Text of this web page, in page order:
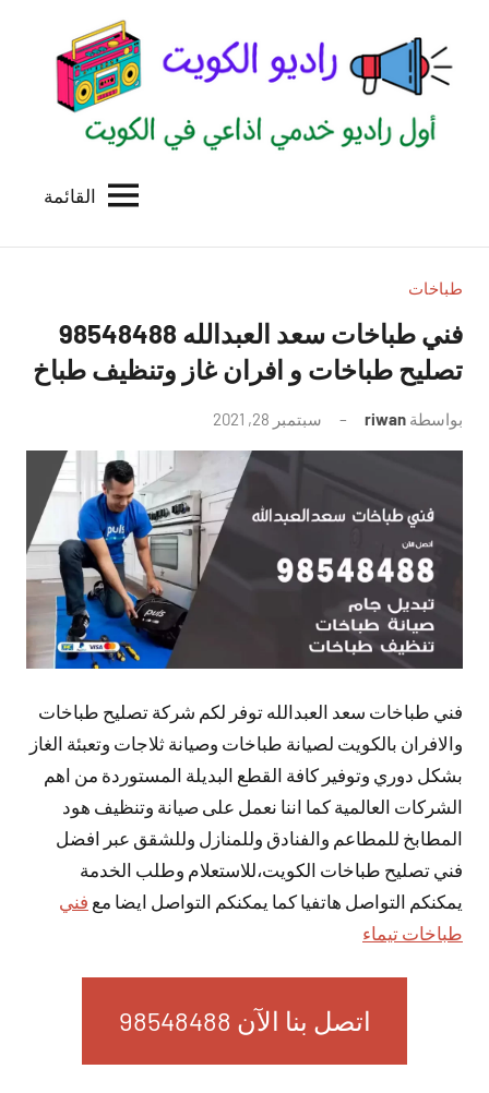
المحتوى
الكويت
للاعلانات
بالكويت
القائمة
طباخات
فني طباخات سعد العبدالله 98548488
تصليح طباخات و افران غاز وتنظيف طباخ
بواسطة riwan سبتمبر 28, 2021
توجد
تعليقات
فني طباخات سعد العبدالله توفر لكم شركة تصليح طباخات
والافران بالكويت لصيانة طباخات وصيانة ثلاجات وتعبئة الغاز
بشكل دوري وتوفير كافة القطع البديلة المستوردة من اهم
الشركات العالمية كما اننا نعمل على صيانة وتنظيف هود
المطابخ للمطاعم والفنادق وللمنازل وللشقق عبر افضل
فني تصليح طباخات الكويت،للاستعلام وطلب الخدمة
يمكنكم التواصل هاتفيا كما يمكنكم التواصل ايضا مع فني
طباخات تيماء
اتصل بنا الآن 98548488